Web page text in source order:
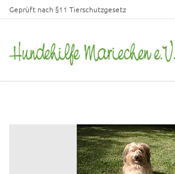
Geprüft nach §11 Tierschutzgesetz